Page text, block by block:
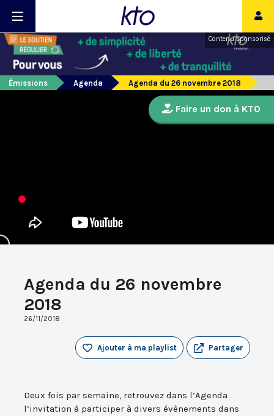
Contenu sponsorisé
Émissions Agenda Agenda du 26 novembre 2018
Agenda du 26 novembre
2018
26/11/2018
Partager
Ajouter à ma playlist
Deux fois par semaine, retrouvez dans l’Agenda
l’invitation à participer à divers évènements dans
Faire un don à KTO